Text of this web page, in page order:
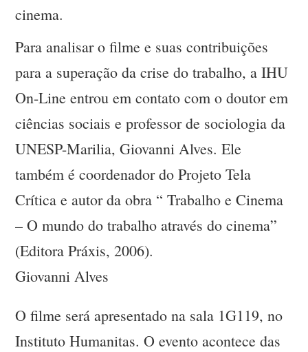
cinema.
Para analisar o filme e suas contribuições
para a superação da crise do trabalho, a IHU
On-Line entrou em contato com o doutor em
ciências sociais e professor de sociologia da
UNESP-Marilia, Giovanni Alves. Ele
também é coordenador do Projeto Tela
Crítica e autor da obra “ Trabalho e Cinema
– O mundo do trabalho através do cinema”
(Editora Práxis, 2006).
Giovanni Alves
O filme será apresentado na sala 1G119, no
Instituto Humanitas. O evento acontece das